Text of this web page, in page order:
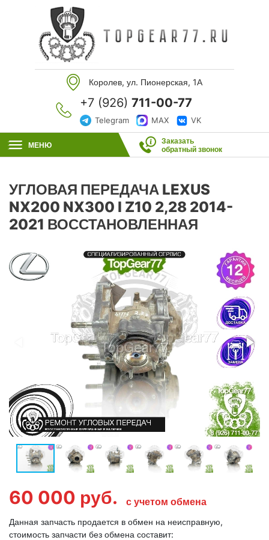
Королев, ул. Пионерская, 1А
+7 (926) 711-00-77
Telegram MAX VK
МЕНЮ
Заказать
обратный звонок
УГЛОВАЯ ПЕРЕДАЧА LEXUS
NX200 NX300 I Z10 2,28 2014-
2021 ВОССТАНОВЛЕННАЯ
60 000 руб. с учетом обмена
Данная запчасть продается в обмен на неисправную,
стоимость запчасти без обмена составит: